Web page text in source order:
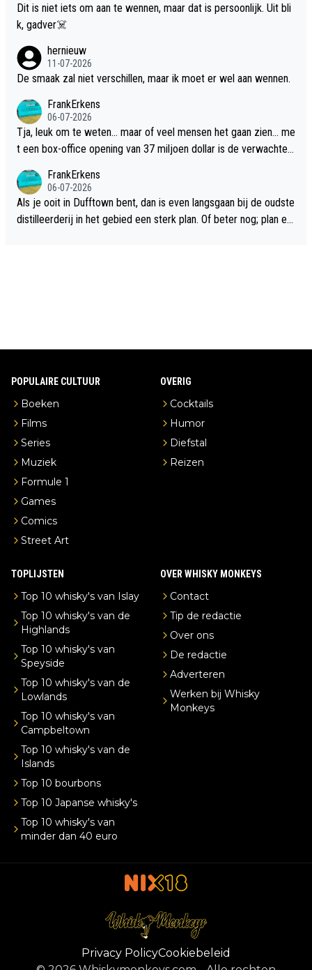
Dit is niet iets om aan te wennen, maar dat is persoonlijk. Uit bli
k, gadver☠️
hernieuw
11-07-2026
De smaak zal niet verschillen, maar ik moet er wel aan wennen.
FrankErkens
06-07-2026
Tja, leuk om te weten... maar of veel mensen het gaan zien... me
t een box-office opening van 37 miljoen dollar is de verwachte
FrankErkens
06-07-2026
Als je ooit in Dufftown bent, dan is even langsgaan bij de oudste
distilleerderij in het gebied een sterk plan. Of beter nog; plan ee
POPULAIRE CULTUUR
Boeken
Films
Series
Muziek
Formule 1
Games
Comics
Street Art
OVERIG
Cocktails
Humor
Diefstal
Reizen
TOPLIJSTEN
Top 10 whisky's van Islay
Top 10 whisky's van de
Highlands
Top 10 whisky's van
Speyside
Top 10 whisky's van de
Lowlands
Top 10 whisky's van
Campbeltown
Top 10 whisky's van de
Islands
Top 10 bourbons
Top 10 Japanse whisky's
Top 10 whisky's van
minder dan 40 euro
OVER WHISKY MONKEYS
Contact
Tip de redactie
Over ons
De redactie
Adverteren
Werken bij Whisky
Monkeys
Privacy PolicyCookiebeleid